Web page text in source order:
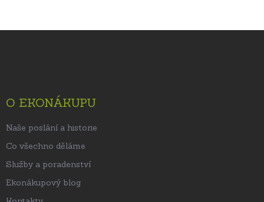
O EKONÁKUPU
Naše poslání a historie
Co všechno děláme
Služby a poradenství
Ekonákupový blog